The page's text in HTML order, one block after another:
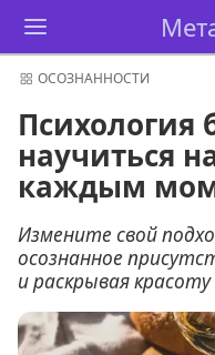
ОСОЗНАННОСТИ
Психология
научиться
каждым
Измените свой
осознанное
и раскрывая